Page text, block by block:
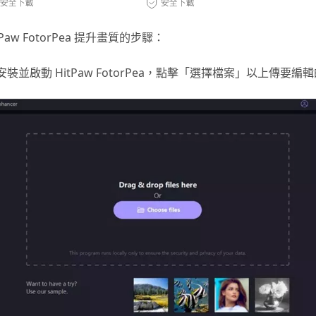
FotorPea 提升畫質的步驟：
裝並啟動 HitPaw FotorPea，點擊「選擇檔案」以上傳要編輯